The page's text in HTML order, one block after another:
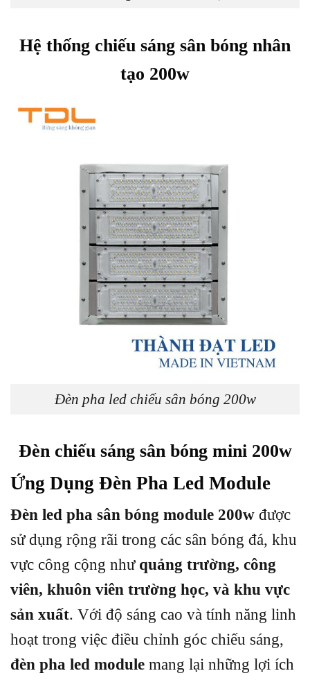
Hệ thống chiếu sáng sân bóng nhân
tạo 200w
Đèn pha led chiếu sân bóng 200w
Đèn chiếu sáng sân bóng mini 200w
Ứng Dụng Đèn Pha Led Module
Đèn led pha sân bóng module 200w được
sử dụng rộng rãi trong các sân bóng đá, khu
vực công cộng như quảng trường, công
viên, khuôn viên trường học, và khu vực
sản xuất. Với độ sáng cao và tính năng linh
hoạt trong việc điều chỉnh góc chiếu sáng,
đèn pha led module mang lại những lợi ích